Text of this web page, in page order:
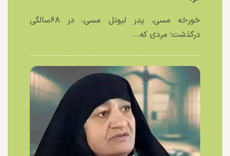
خورخه مسی، پدر لیونل مسی، در ۶۸سالگی
درگذشت؛ مردی که...